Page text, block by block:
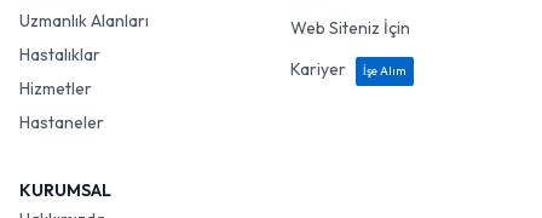
Uzmanlık Alanları
Hastalıklar
Hizmetler
Hastaneler
Web Siteniz İçin
Kariyer
İşe Alım
KURUMSAL